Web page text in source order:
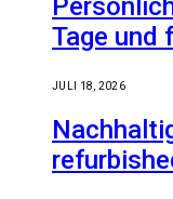
Tage und
JULI 18, 2026